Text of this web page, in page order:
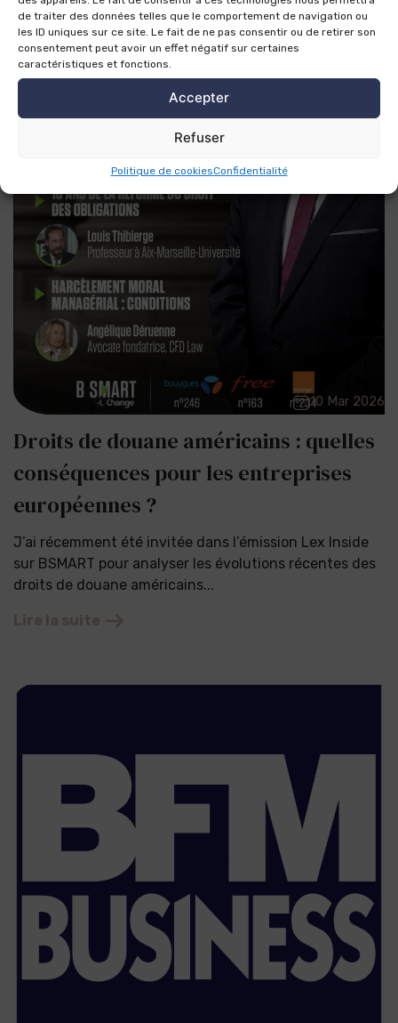
de traiter des données telles que le comportement de navigation ou
les ID uniques sur ce site. Le fait de ne pas consentir ou de retirer son
consentement peut avoir un effet négatif sur certaines
caractéristiques et fonctions.
Accepter
Refuser
Politique de cookiesConfidentialité
10 Mar 2026
Droits de douane américains : quelles
conséquences pour les entreprises
européennes ?
J’ai récemment été invitée dans l’émission Lex Inside
sur BSMART pour analyser les évolutions récentes des
droits de douane américains...
Lire la suite